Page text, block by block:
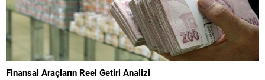
Finansal Araçların Reel Getiri Analizi